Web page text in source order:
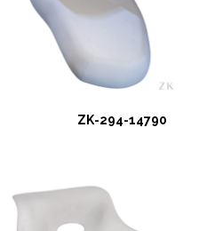
ZK-294-14790